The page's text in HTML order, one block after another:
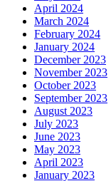
April 2024
March 2024
February 2024
January 2024
December 2023
November 2023
October 2023
September 2023
August 2023
July 2023
June 2023
May 2023
April 2023
January 2023